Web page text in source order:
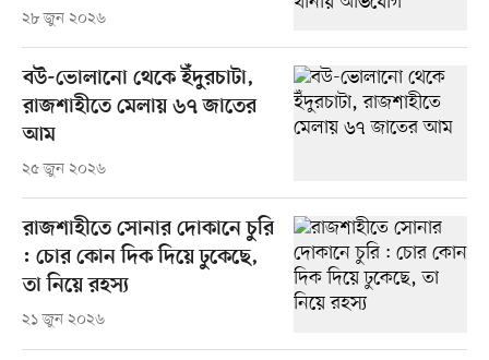
২৮ জুন ২০২৬
বউ-ভোলানো থেকে ইঁদুরচাটা,
রাজশাহীতে মেলায় ৬৭ জাতের
আম
২৫ জুন ২০২৬
রাজশাহীতে সোনার দোকানে চুরি
: চোর কোন দিক দিয়ে ঢুকেছে,
তা নিয়ে রহস্য
২১ জুন ২০২৬